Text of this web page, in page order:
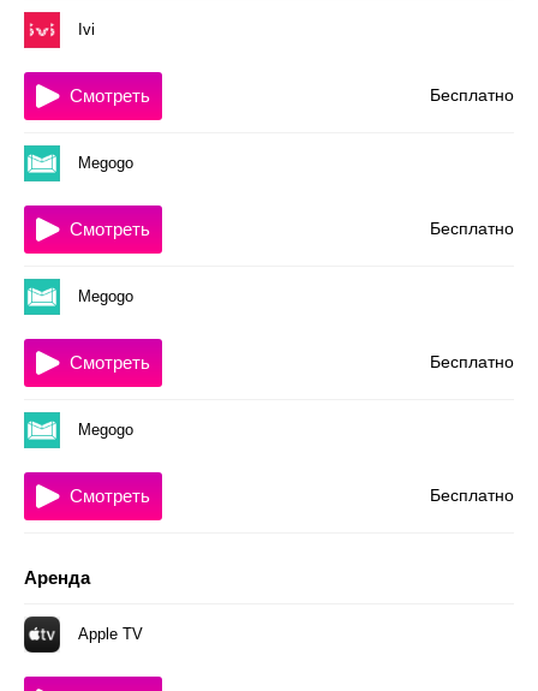
Ivi
Бесплатно
Смотреть
Megogo
Бесплатно
Смотреть
Megogo
Бесплатно
Смотреть
Megogo
Бесплатно
Смотреть
Аренда
Apple TV